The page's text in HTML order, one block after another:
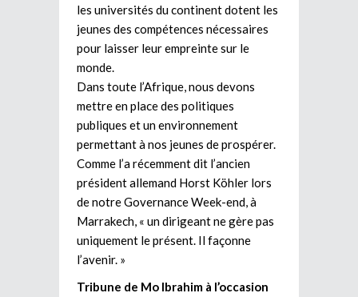
les universités du continent dotent les
jeunes des compétences nécessaires
pour laisser leur empreinte sur le
monde.
Dans toute l’Afrique, nous devons
mettre en place des politiques
publiques et un environnement
permettant à nos jeunes de prospérer.
Comme l’a récemment dit l’ancien
président allemand Horst Köhler lors
de notre Governance Week-end, à
Marrakech, « un dirigeant ne gère pas
uniquement le présent. Il façonne
l’avenir. »
Tribune de Mo Ibrahim à l’occasion